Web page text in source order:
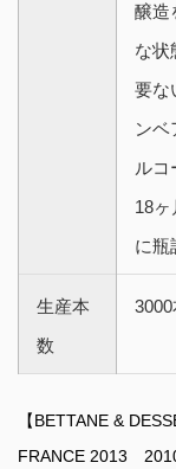
醸造
な状
要な
ンベ
ルコ
18
に瓶
生産本
数
3000
【BETTANE &
FRANCE 2013